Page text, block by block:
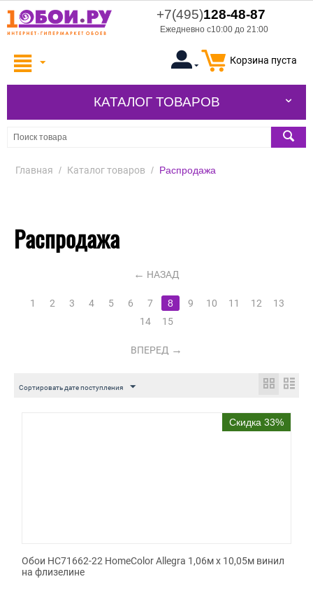
+7(495)128-48-87
Ежедневно с10:00 до 21:00
Корзина пуста
КАТАЛОГ ТОВАРОВ
Главная / Каталог товаров / Распродажа
Распродажа
НАЗАД
1 2 3 4 5 6 7 8 9 10 11 12
13
14
15
ВПЕРЕД
Сортировать дате поступления
Скидка 33%
Обои HC71662-22 HomeColor Allegra 1,06м х 10,05м винил
на флизелине